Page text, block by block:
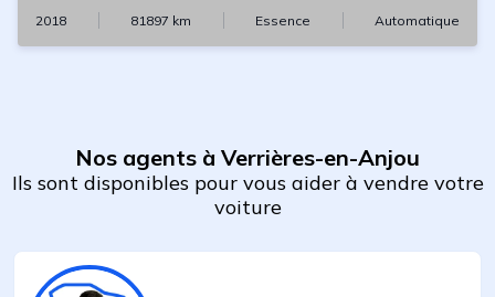
2018 81897 km Essence Automatique
Nos agents à Verrières-en-Anjou
Ils sont disponibles pour vous aider à vendre votre
voiture